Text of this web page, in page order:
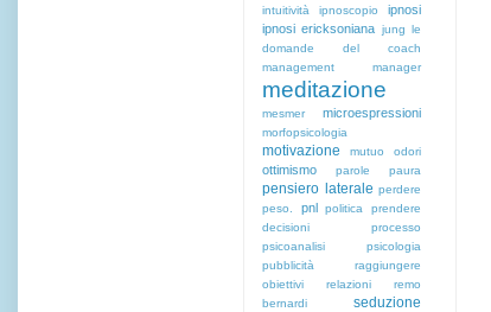
intuitività
ipnoscopio
ipnosi
ipnosi ericksoniana jung le
domande del coach
management
manager
meditazione
mesmer microespressioni
morfopsicologia
motivazione mutuo odori
ottimismo parole paura
pensiero laterale perdere
peso.
pnl politica
prendere
decisioni
processo
psicoanalisi
psicologia
pubblicità
raggiungere
obiettivi
relazioni
remo
bernardi
seduzione